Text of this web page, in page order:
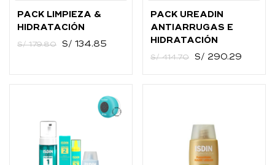
PACK LIMPIEZA &
HIDRATACIÓN
S/179.80 S/ 134.85
PACK UREADIN
ANTIARRUGAS E
HIDRATACIÓN
S/414.70 S/ 290.29